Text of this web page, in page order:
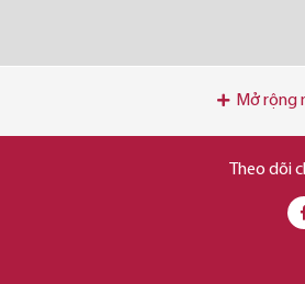
Mở rộng
Theo dõi